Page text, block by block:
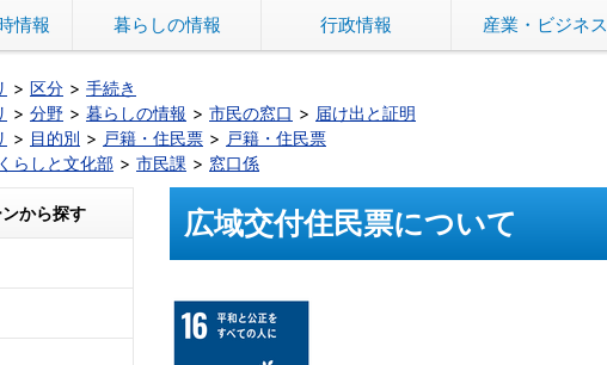
情報 暮らしの情報 行政情報 産業・ビジネス
区分
手続き
分野 暮らしの情報 市民の窓口
届け出と証明
目的別 戸籍・住民票
戸籍・住民票
くらしと文化部 市民課 窓口係
広域交付住民票について
から探す